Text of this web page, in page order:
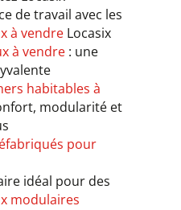
de travail avec les
à vendreLocasix
à vendre: une
habitables à
modularité et
pour
idéal pour des
modulaires